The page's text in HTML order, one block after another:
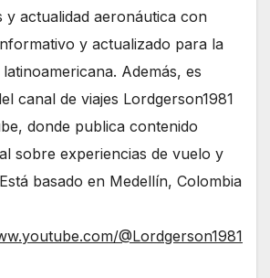
y actualidad aeronáutica con
y actualizado para la
Además, es
canal de viajes Lordgerson1981
donde publica contenido
sobre experiencias de vuelo y
basado en Medellín, Colombia
@Lordgerson1981